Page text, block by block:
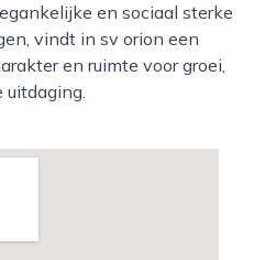
en sociaal sterke
vindt in sv orion een
en ruimte voor groei,